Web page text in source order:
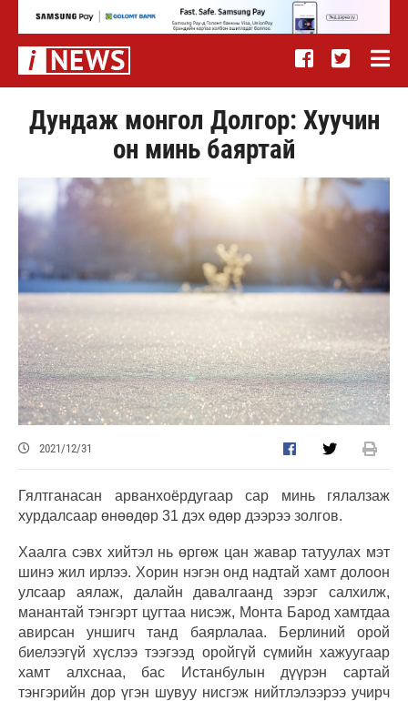
Дундаж монгол Долгор: Хуучин
он минь баяртай
2021/12/31
Гялтганасан арванхоёрдугаар сар минь гялалзаж
хурдалсаар өнөөдөр 31 дэх өдөр дээрээ золгов.
Хаалга сэвх хийтэл нь өргөж цан жавар татуулах мэт
шинэ жил ирлээ. Хорин нэгэн онд надтай хамт долоон
улсаар аялаж, далайн давалгаанд зэрэг салхилж,
манантай тэнгэрт цугтаа нисэж, Монта Барод хамтдаа
авирсан уншигч танд баярлалаа. Берлиний орой
биелээгүй хүслээ тээгээд оройгүй сүмийн хажуугаар
хамт алхснаа, бас Истанбулын дүүрэн сартай
тэнгэрийн дор үгэн шувуу нисгэж нийтлэлээрээ учирч